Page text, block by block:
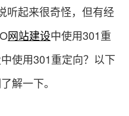
听起来很奇怪，但有经
网站建设中使用301重
使用301重定向？以下
解一下。